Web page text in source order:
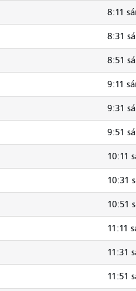
8:11
8:31
8:51
9:11
9:31
9:51
10:11
10:31
10:51
11:11
11:31
11:51